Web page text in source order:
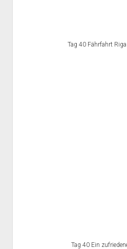
Tag 40 Fährfahrt
Tag 40 Ein